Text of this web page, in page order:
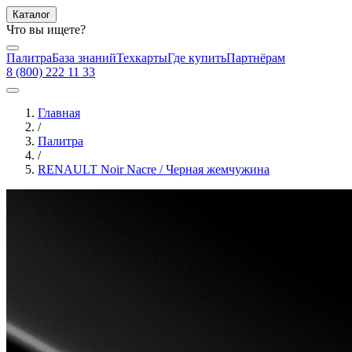
Каталог
Что вы ищете?
ПалитраБаза знанийТехкартыГде купитьПартнёрам
8 (800) 222 11 33
Главная
/
Палитра
/
RENAULT Noir Nacre / Черная жемчужина